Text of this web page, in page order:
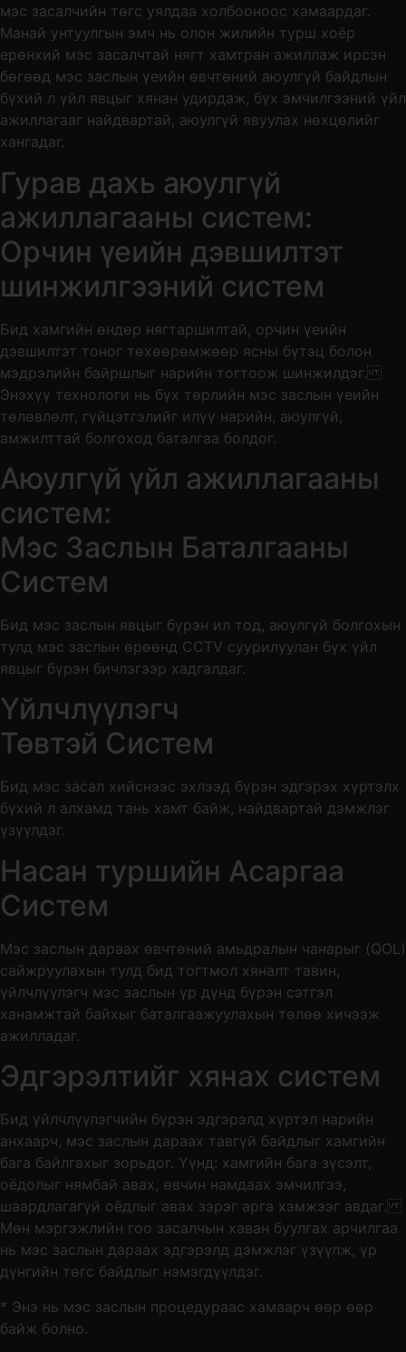
мэс засалчийн төгс уялдаа холбооноос хамаардаг.
Манай унтуулгын эмч нь олон жилийн турш хоёр
ерөнхий мэс засалчтай нягт хамтран ажиллаж ирсэн
бөгөөд мэс заслын үеийн өвчтөний аюулгүй байдлын
бүхий л үйл явцыг хянан удирдаж, бүх эмчилгээний үйл
ажиллагааг найдвартай, аюулгүй явуулах нөхцөлийг
хангадаг.
Гурав дахь аюулгүй
ажиллагааны систем:
Орчин үеийн дэвшилтэт
шинжилгээний систем
Бид хамгийн өндөр нягтаршилтай, орчин үеийн
дэвшилтэт тоног төхөөрөмжөөр ясны бүтэц болон
мэдрэлийн байршлыг нарийн тогтоож шинжилдэг.
Энэхүү технологи нь бүх төрлийн мэс заслын үеийн
төлөвлөлт, гүйцэтгэлийг илүү нарийн, аюулгүй,
амжилттай болгоход баталгаа болдог.
Аюулгүй үйл ажиллагааны
систем:
Мэс Заслын Баталгааны
Систем
Бид мэс заслын явцыг бүрэн ил тод, аюулгүй болгохын
тулд мэс заслын өрөөнд CCTV суурилуулан бүх үйл
явцыг бүрэн бичлэгээр хадгалдаг.
Үйлчлүүлэгч
Төвтэй Систем
Бид мэс засал хийснээс эхлээд бүрэн эдгэрэх хүртэлх
бүхий л алхамд тань хамт байж, найдвартай дэмжлэг
үзүүлдэг.
Насан туршийн Асаргаа
Систем
Мэс заслын дараах өвчтөний амьдралын чанарыг (QOL)
сайжруулахын тулд бид тогтмол хяналт тавин,
үйлчлүүлэгч мэс заслын үр дүнд бүрэн сэтгэл
ханамжтай байхыг баталгаажуулахын төлөө хичээж
ажилладаг.
Эдгэрэлтийг хянах систем
Бид үйлчлүүлэгчийн бүрэн эдгэрэлд хүртэл нарийн
анхаарч, мэс заслын дараах тавгүй байдлыг хамгийн
бага байлгахыг зорьдог. Үүнд: хамгийн бага зүсэлт,
оёдолыг нямбай авах, өвчин намдаах эмчилгээ,
шаардлагагүй оёдлыг авах зэрэг арга хэмжээг авдаг.
Мөн мэргэжлийн гоо засалчын хаван буулгах арчилгаа
нь мэс заслын дараах эдгэрэлд дэмжлэг үзүүлж, үр
дүнгийн төгс байдлыг нэмэгдүүлдэг.
* Энэ нь мэс заслын процедураас хамаарч өөр өөр
байж болно.